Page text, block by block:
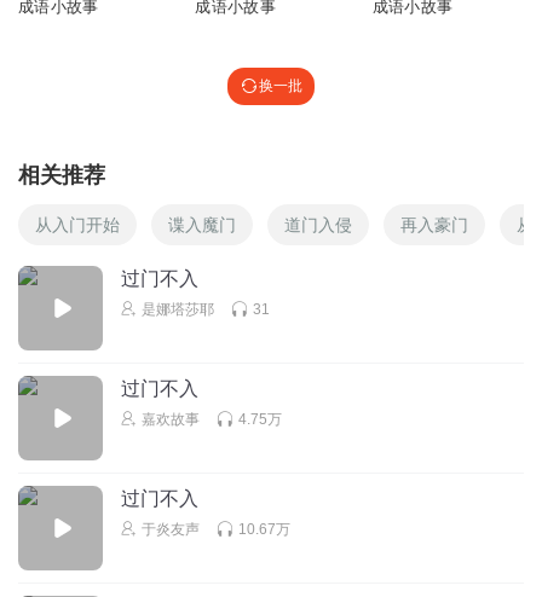
成语小故事 成语小故事 成语小故事
换一批
相关推荐
从入门开始 谍入魔门 道门入侵 再入豪门 从
过门不入
是娜塔莎耶 31
过门不入
嘉欢故事 4.75万
过门不入
于炎友声 10.67万